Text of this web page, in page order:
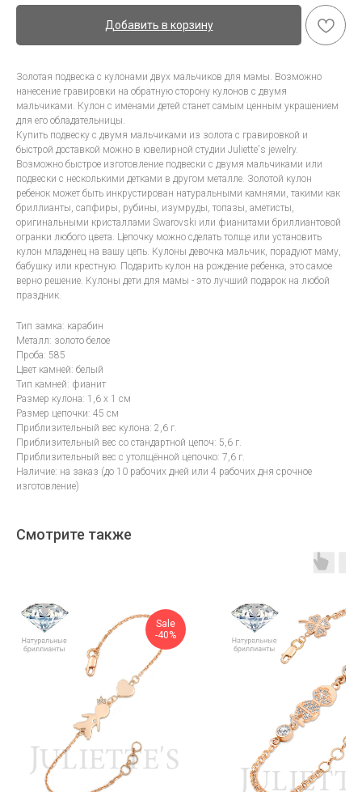
Добавить в корзину
Золотая подвеска с кулонами двух мальчиков для мамы. Возможно
нанесение гравировки на обратную сторону кулонов с двумя
мальчиками. Кулон с именами детей станет самым ценным украшением
для его обладательницы.
Купить подвеску с двумя мальчиками из золота с гравировкой и
быстрой доставкой можно в ювелирной студии Juliette's jewelry.
Возможно быстрое изготовление подвески с двумя мальчиками или
подвески с несколькими детками в другом металле. Золотой кулон
ребенок может быть инкрустирован натуральными камнями, такими как
бриллианты, сапфиры, рубины, изумруды, топазы, аметисты,
оригинальными кристаллами Swarovski или фианитами бриллиантовой
огранки любого цвета. Цепочку можно сделать толще или установить
кулон младенец на вашу цепь. Кулоны девочка мальчик, порадуют маму,
бабушку или крестную. Подарить кулон на рождение ребенка, это самое
верно решение. Кулоны дети для мамы - это лучший подарок на любой
праздник.
Тип замка: карабин
Металл: золото белое
Проба: 585
Цвет камней: белый
Тип камней: фианит
Размер кулона: 1,6 х 1 см
Размер цепочки: 45 см
Приблизительный вес кулона: 2,6 г.
Приблизительный вес со стандартной цепоч: 5,6 г.
Приблизительный вес с утолщённой цепочко: 7,6 г.
Наличие: на заказ (до 10 рабочих дней или 4 рабочих дня срочное
изготовление)
Смотрите также
Sale
-40%